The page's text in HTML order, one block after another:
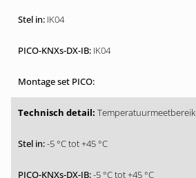
IK04
IK04
Temperatuurmeetbereik
-5 °C tot +45 °C
-5 °C tot +45 °C